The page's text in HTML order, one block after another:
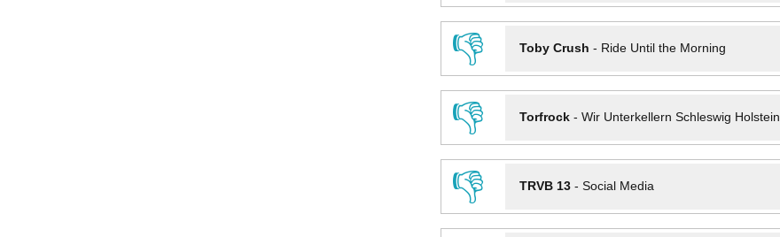
👎
Toby Crush - Ride Until the Morning
👎
Torfrock- Wir Unterkellern Schleswig Holstein
👎
TRVB 13- Social Media